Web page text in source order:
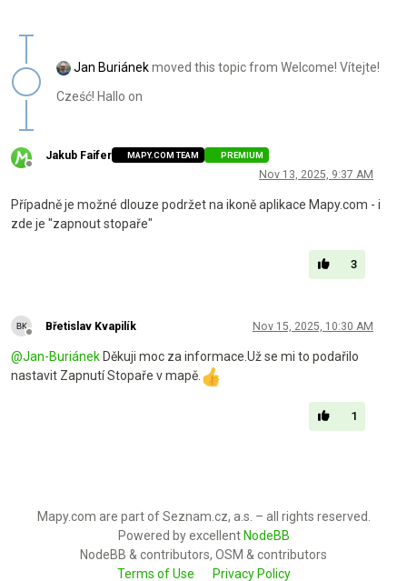
Jan Buriánekmoved this topic from Welcome! Vítejte!
Cześć! Hallo on
Offline
Jakub Faifer MAPY.COM TEAM PREMIUM
Nov 13, 2025, 9:37 AM
Případně je možné dlouze podržet na ikoně aplikace Mapy.com - i
zde je "zapnout stopaře"
3
Offline
Břetislav Kvapilík Nov 15, 2025, 10:30 AM
@Jan-Buriánek Děkuji moc za informace.Už se mi to podařilo
nastavit Zapnutí Stopaře v mapě.
1
Mapy.com are part of Seznam.cz, a.s. – all rights reserved.
Powered by excellent NodeBB
NodeBB & contributors, OSM & contributors
Terms of Use
Privacy Policy